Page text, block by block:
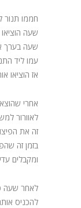
שעה הוציאו
שעה בערך
עמו ליד
אז הוציאו
אחרי
לאוורור
זה את
בזמן זה
ומקבלים
לאחר שעה
להכניס